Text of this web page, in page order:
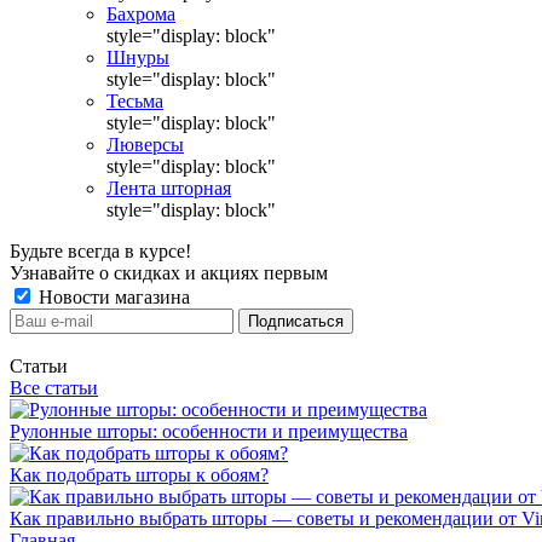
Бахрома
style="display: block"
Шнуры
style="display: block"
Тесьма
style="display: block"
Люверсы
style="display: block"
Лента шторная
style="display: block"
Будьте всегда в курсе!
Узнавайте о скидках и акциях первым
Новости магазина
Статьи
Все статьи
Рулонные шторы: особенности и преимущества
Как подобрать шторы к обоям?
Как правильно выбрать шторы — советы и рекомендации от